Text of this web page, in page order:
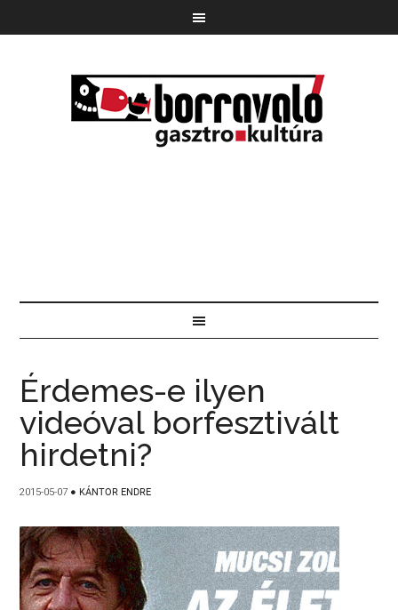
Érdemes-e ilyen
videóval borfesztivált
hirdetni?
2015-05-07 ● KÁNTOR ENDRE